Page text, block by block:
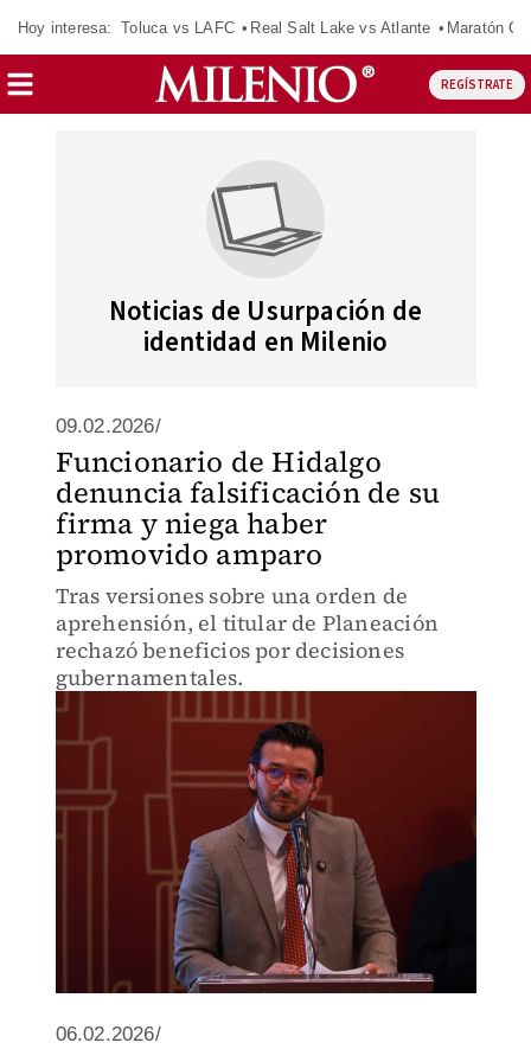
Hoy interesa: Toluca vs LAFC Real Salt Lake vs Atlante Maratón
REGÍSTRATE
Noticias de Usurpación de
identidad en Milenio
09.02.2026/
Funcionario de Hidalgo
denuncia falsificación de su
firma y niega haber
promovido amparo
Tras versiones sobre una orden de
aprehensión, el titular de Planeación
rechazó beneficios por decisiones
gubernamentales.
06.02.2026/